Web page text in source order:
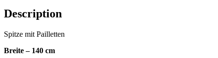
Description
Spitze mit Pailletten
Breite – 140 cm